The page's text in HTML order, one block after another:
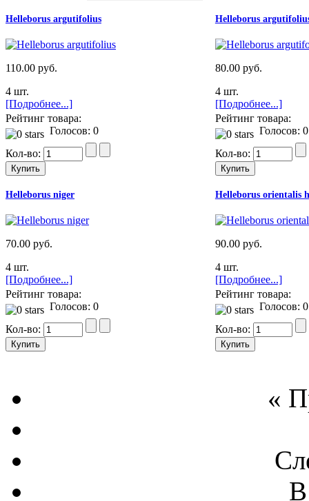
Helleborus argutifolius
110.00 руб.
4 шт.
[Подробнее...]
Рейтинг товара:
Голосов: 0
Кол-во:
Helleborus
80.00 руб.
4 шт.
[Подробнее...]
Рейтинг товара:
Голосов: 0
Кол-во:
Helleborus niger
70.00 руб.
4 шт.
[Подробнее...]
Рейтинг товара:
Голосов: 0
Кол-во:
Helleborus orientalis
90.00 руб.
4 шт.
[Подробнее...]
Рейтинг товара:
Голосов: 0
Кол-во:
«